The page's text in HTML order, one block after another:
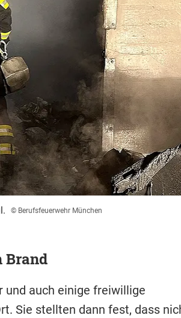
© Berufsfeuerwehr München
Brand
und auch einige freiwillige
Sie stellten dann fest, dass